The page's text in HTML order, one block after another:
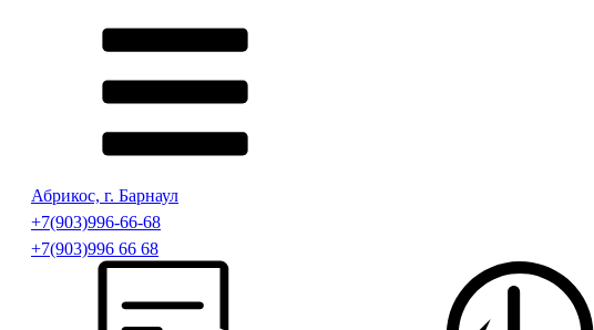
Абрикос, г. Барнаул
+7(903)996-66-68
+7(903)996 66 68